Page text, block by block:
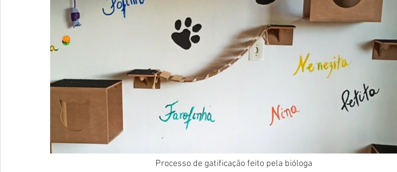
Processo de gatificação feito pela bióloga